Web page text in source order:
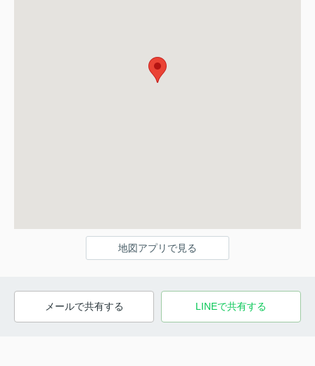
地図アプリで見る
メールで共有する LINEで共有する